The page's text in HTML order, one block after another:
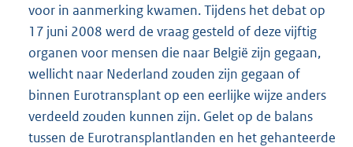
voor in aanmerking kwamen. Tijdens het debat op
17 juni 2008 werd de vraag gesteld of deze vijftig
organen voor mensen die naar België zijn gegaan,
wellicht naar Nederland zouden zijn gegaan of
binnen Eurotransplant op een eerlijke wijze anders
verdeeld zouden kunnen zijn. Gelet op de balans
tussen de Eurotransplantlanden en het gehanteerde